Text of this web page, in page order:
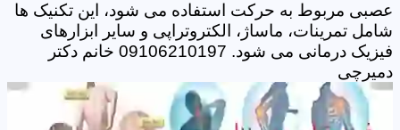
عصبی مربوط به حرکت استفاده می شود، این تکنیک ها
شامل تمرینات، ماساژ، الکتروتراپی و سایر ابزارهای
فیزیک درمانی می شود. 09106210197 خانم دکتر
دمیرچی